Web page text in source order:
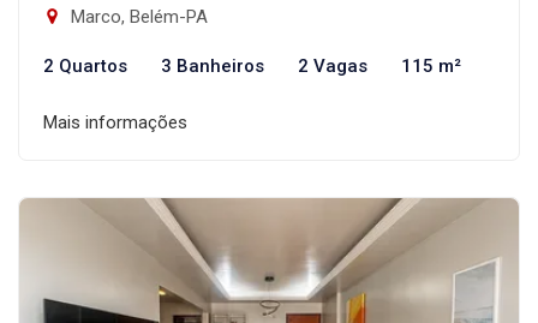
Marco, Belém-PA
2 Quartos 3 Banheiros 2 Vagas 115 m²
Mais informações